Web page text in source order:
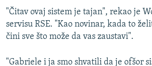
"Čitav ovaj sistem je tajan", rekao je
servisu RSE. "Kao novinar, kada to
čini sve što može da vas zaustavi".
"Gabriele i ja smo shvatili da je ofšor